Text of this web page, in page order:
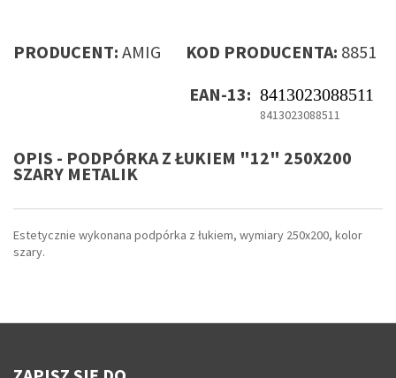
PRODUCENT: AMIG KOD PRODUCENTA: 8851
EAN-13: 8413023088511
8413023088511
OPIS - PODPÓRKA Z ŁUKIEM "12" 250X200
SZARY METALIK
Estetycznie wykonana podpórka z łukiem, wymiary 250x200, kolor
szary.